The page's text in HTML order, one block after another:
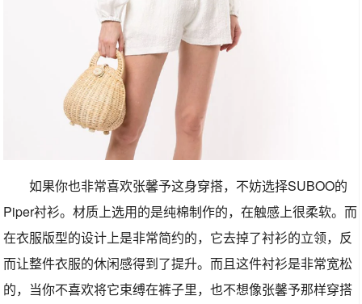
如果你也非常喜欢张馨予这身穿搭，不妨选择SUBOO的
Piper衬衫。材质上选用的是纯棉制作的，在触感上很柔软。而
在衣服版型的设计上是非常简约的，它去掉了衬衫的立领，反
而让整件衣服的休闲感得到了提升。而且这件衬衫是非常宽松
的，当你不喜欢将它束缚在裤子里，也不想像张馨予那样穿搭